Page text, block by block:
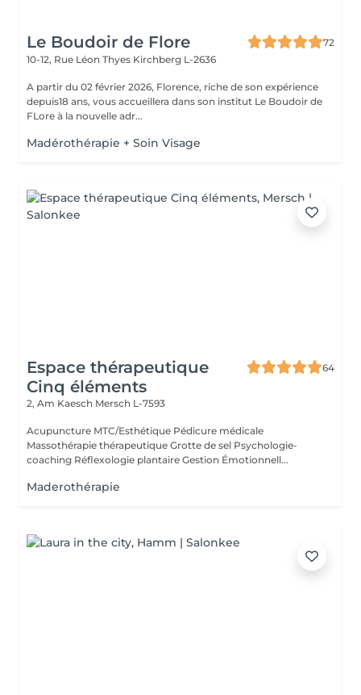
Le Boudoir de Flore
72
10-12, Rue Léon Thyes Kirchberg L-2636
A partir du 02 février 2026, Florence, riche de son expérience
depuis18 ans, vous accueillera dans son institut Le Boudoir de
FLore à la nouvelle adr...
Madérothérapie + Soin Visage
Espace thérapeutique
Cinq éléments
64
2, Am Kaesch Mersch L-7593
Acupuncture MTC/Esthétique Pédicure médicale
Massothérapie thérapeutique Grotte de sel Psychologie-
coaching Réflexologie plantaire Gestion Émotionnell...
Maderothérapie